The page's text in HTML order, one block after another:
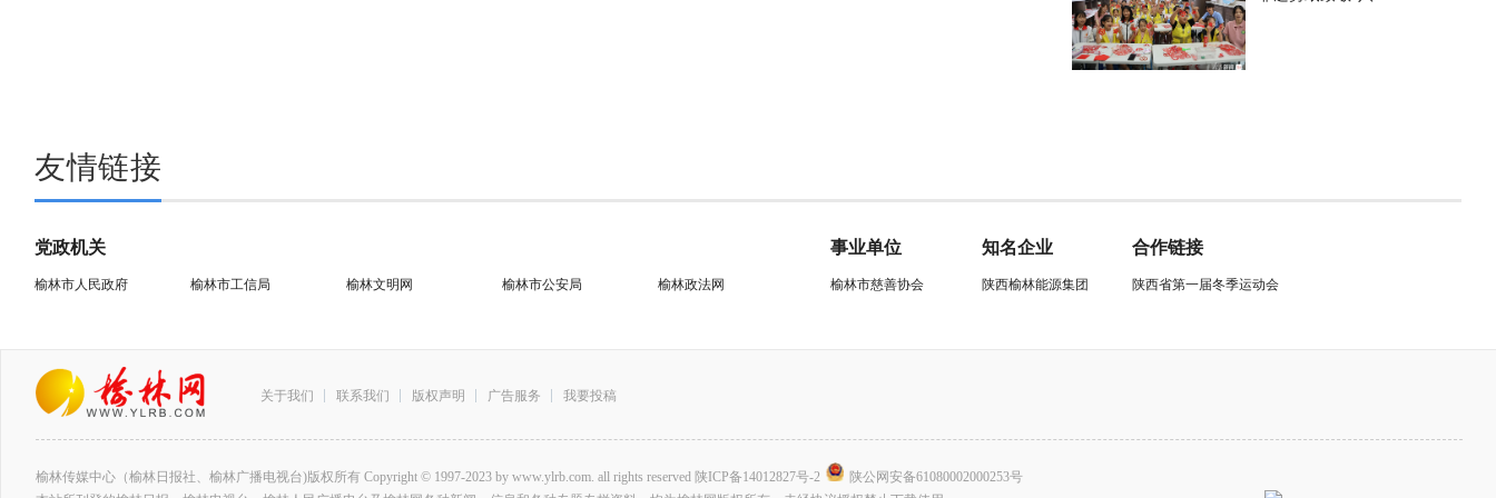
友情链接
党政机关
榆林市人民政府 榆林市工信局 榆林文明网 榆林市公安局 榆林政法网
事业单位
榆林市慈善协会
知名企业
陕西榆林能源集团
合作链接
陕西省第一届冬季运动会
关于我们 联系我们 版权声明 广告服务 我要投稿
榆林传媒中心（榆林日报社、榆林广播电视台)版权所有 Copyright © 1997-2023 by www.ylrb.com. all rights reserved 陕ICP备14012827号-2
陕公网安备61080002000253号